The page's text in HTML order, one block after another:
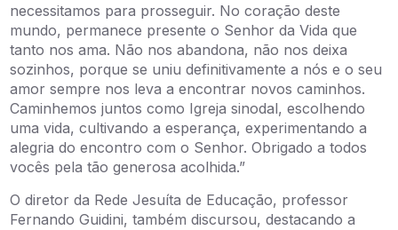
necessitamos para prosseguir. No coração deste
mundo, permanece presente o Senhor da Vida que
tanto nos ama. Não nos abandona, não nos deixa
sozinhos, porque se uniu definitivamente a nós e o seu
amor sempre nos leva a encontrar novos caminhos.
Caminhemos juntos como Igreja sinodal, escolhendo
uma vida, cultivando a esperança, experimentando a
alegria do encontro com o Senhor. Obrigado a todos
vocês pela tão generosa acolhida.”
O diretor da Rede Jesuíta de Educação, professor
Fernando Guidini, também discursou, destacando a